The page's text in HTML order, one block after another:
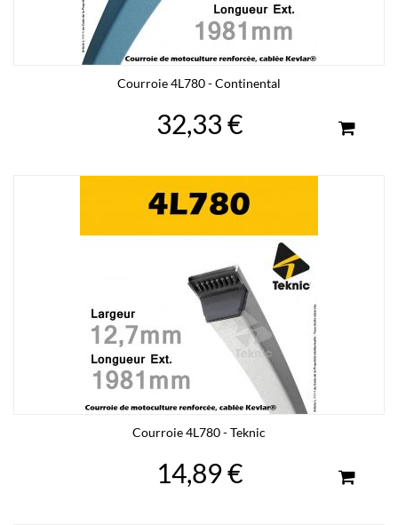
Courroie 4L780 - Continental
32,33 €
Courroie 4L780 - Teknic
14,89 €